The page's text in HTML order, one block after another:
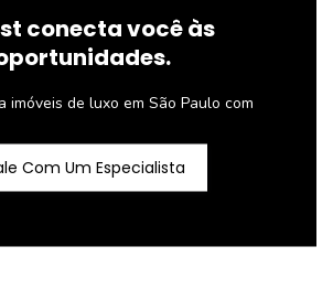
conecta você às
imóveis de luxo em São Paulo com
Com Um Especialista